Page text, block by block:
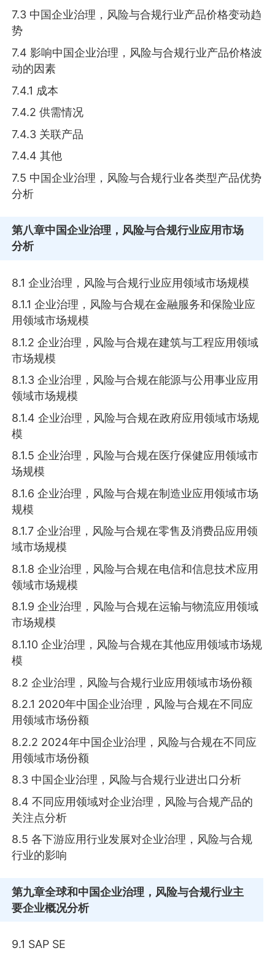
7.3 中国企业治理，风险与合规行业产品价格变动趋
势
7.4 影响中国企业治理，风险与合规行业产品价格波
动的因素
7.4.1 成本
7.4.2 供需情况
7.4.3 关联产品
7.4.4 其他
7.5 中国企业治理，风险与合规行业各类型产品优势
分析
第八章中国企业治理，风险与合规行业应用市场
分析
8.1 企业治理，风险与合规行业应用领域市场规模
8.1.1 企业治理，风险与合规在金融服务和保险业应
用领域市场规模
8.1.2 企业治理，风险与合规在建筑与工程应用领域
市场规模
8.1.3 企业治理，风险与合规在能源与公用事业应用
领域市场规模
8.1.4 企业治理，风险与合规在政府应用领域市场规
模
8.1.5 企业治理，风险与合规在医疗保健应用领域市
场规模
8.1.6 企业治理，风险与合规在制造业应用领域市场
规模
8.1.7 企业治理，风险与合规在零售及消费品应用领
域市场规模
8.1.8 企业治理，风险与合规在电信和信息技术应用
领域市场规模
8.1.9 企业治理，风险与合规在运输与物流应用领域
市场规模
8.1.10 企业治理，风险与合规在其他应用领域市场规
模
8.2 企业治理，风险与合规行业应用领域市场份额
8.2.1 2020年中国企业治理，风险与合规在不同应
用领域市场份额
8.2.2 2024年中国企业治理，风险与合规在不同应
用领域市场份额
8.3 中国企业治理，风险与合规行业进出口分析
8.4 不同应用领域对企业治理，风险与合规产品的
关注点分析
8.5 各下游应用行业发展对企业治理，风险与合规
行业的影响
第九章全球和中国企业治理，风险与合规行业主
要企业概况分析
9.1 SAP SE